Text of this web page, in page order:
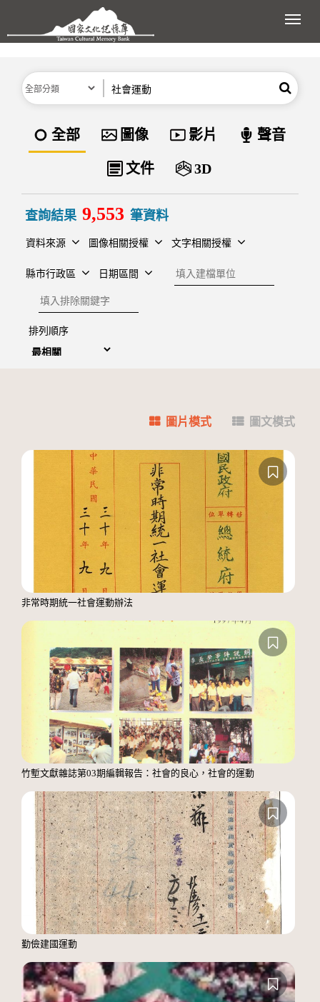
跳到主要內容區塊
展
分類 搜尋
資料類型
全部 圖像 影片 聲音
文件 3D
查詢結果 9,553 筆資料
資料來源 圖像相關授權 文字相關授權
縣市行政區 日期區間
建檔單位
排除關鍵字
排列順序
圖片模式 圖文模式
非常時期統一社會運動辦法
竹塹文獻雜誌第03期編輯報告：社會的良心，社會的運動
勤儉建國運動